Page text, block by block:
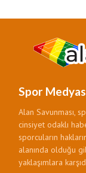
Spor
Alan Savunması,
cinsiyet odaklı
sporcuların
alanında olduğu
yaklaşımlara